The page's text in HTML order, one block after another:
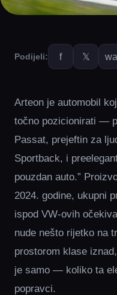
Podijeli: f 𝕏 wa
Arteon je automobil
točno pozicionirati —
Passat, prejeftin za
Sportback, i
pouzdan auto.”
2024. godine, ukupni
ispod VW-ovih
nude nešto rijetko na
prostorom klase
je samo — koliko ta
popravci.